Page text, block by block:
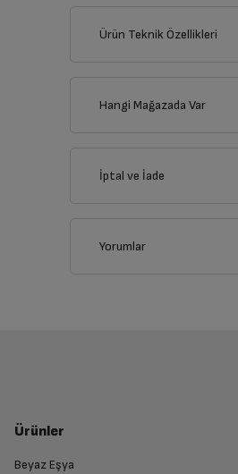
Ürün Teknik Özellikleri
Hangi Mağazada Var
İptal ve İade
Yorumlar
Ürünler
Beyaz Eşya